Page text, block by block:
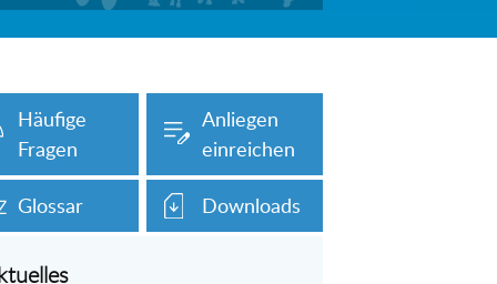
Häufige
Fragen
Anliegen
einreichen
Glossar Downloads